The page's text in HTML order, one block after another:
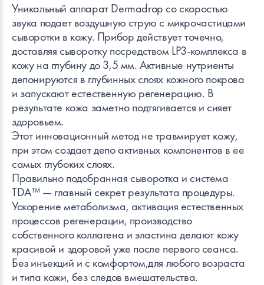
Уникальный аппарат Dermadrop со скоростью
звука подает воздушную струю с микрочастицами
сыворотки в кожу. Прибор действует точечно,
доставляя сыворотку посредством LP3-комплекса в
кожу на глубину до 3,5 мм. Активные нутриенты
депонируются в глубинных слоях кожного покрова
и запускают естественную регенерацию. В
результате кожа заметно подтягивается и сияет
здоровьем.
Этот инновационный метод не травмирует кожу,
при этом создает депо активных компонентов в ее
самых глубоких слоях.
Правильно подобранная сыворотка и система
TDA™ — главный секрет результата процедуры.
Ускорение метаболизма, активация естественных
процессов регенерации, производство
собственного коллагена и эластина делают кожу
красивой и здоровой уже после первого сеанса.
Без инъекций и c комфортом,для любого возраста
и типа кожи, без следов вмешательства.